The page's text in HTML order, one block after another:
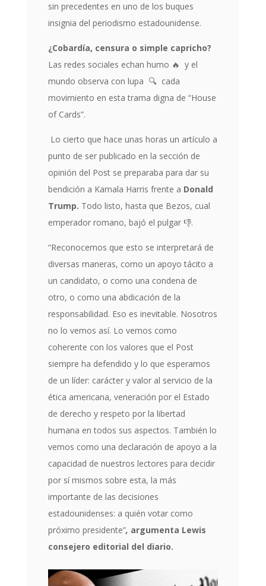
sin precedentes en uno de los buques
insignia del periodismo estadounidense.
¿Cobardía, censura o simple capricho?
Las redes sociales echan humo 🔥 y el
mundo observa con lupa 🔍 cada
movimiento en esta trama digna de “House
of Cards”.
Lo cierto que hace unas horas un artículo a
punto de ser publicado en la sección de
opinión del Post se preparaba para dar su
bendición a Kamala Harris frente a Donald
Trump. Todo listo, hasta que Bezos, cual
emperador romano, bajó el pulgar 👎.
“Reconocemos que esto se interpretará de
diversas maneras, como un apoyo tácito a
un candidato, o como una condena de
otro, o como una abdicación de la
responsabilidad. Eso es inevitable. Nosotros
no lo vemos así. Lo vemos como
coherente con los valores que el Post
siempre ha defendido y lo que esperamos
de un líder: carácter y valor al servicio de la
ética americana, veneración por el Estado
de derecho y respeto por la libertad
humana en todos sus aspectos. También lo
vemos como una declaración de apoyo a la
capacidad de nuestros lectores para decidir
por sí mismos sobre esta, la más
importante de las decisiones
estadounidenses: a quién votar como
próximo presidente”, argumenta Lewis
consejero editorial del diario.